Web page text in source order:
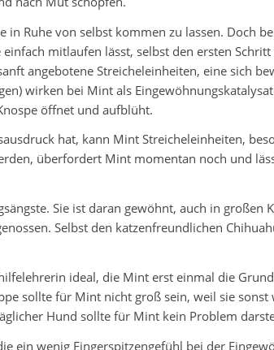
in Ruhe von selbst kommen zu lassen.
mitlaufen lässt, selbst den ersten
angebotene Streicheleinheiten, eine sich
wirken bei Mint als
öffnet und aufblüht.
hat, kann Mint Streicheleinheiten,
überfordert Mint momentan noch und
Sie ist daran gewöhnt, auch in
Selbst den katzenfreundlichen
ideal, die Mint erst einmal die
sollte für Mint nicht groß sein, weil sie
Hund sollte für Mint kein Problem
ein wenig Fingerspitzengefühl bei der